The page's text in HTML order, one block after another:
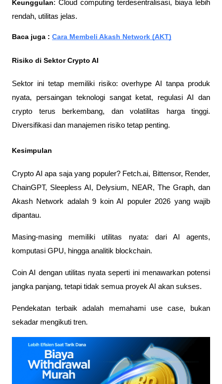
Keunggulan: Cloud computing terdesentralisasi, biaya lebih
rendah, utilitas jelas.
Baca juga : Cara Membeli Akash Network (AKT)
Risiko di Sektor Crypto AI
Sektor ini tetap memiliki risiko: overhype AI tanpa produk
nyata, persaingan teknologi sangat ketat, regulasi AI dan
crypto terus berkembang, dan volatilitas harga tinggi.
Diversifikasi dan manajemen risiko tetap penting.
Kesimpulan
Crypto AI apa saja yang populer? Fetch.ai, Bittensor, Render,
ChainGPT, Sleepless AI, Delysium, NEAR, The Graph, dan
Akash Network adalah 9 koin AI populer 2026 yang wajib
dipantau.
Masing-masing memiliki utilitas nyata: dari AI agents,
komputasi GPU, hingga analitik blockchain.
Coin AI dengan utilitas nyata seperti ini menawarkan potensi
jangka panjang, tetapi tidak semua proyek AI akan sukses.
Pendekatan terbaik adalah memahami use case, bukan
sekadar mengikuti tren.